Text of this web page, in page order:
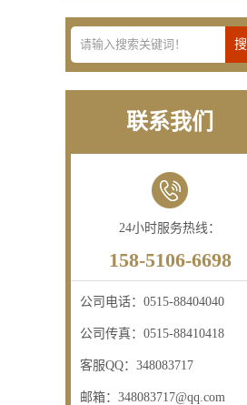
联系我们
24小时服务热线：
158-5106-6698
公司电话： 0515-88404040
公司传真： 0515-88410418
客服QQ： 348083717
邮箱： 348083717@qq.com